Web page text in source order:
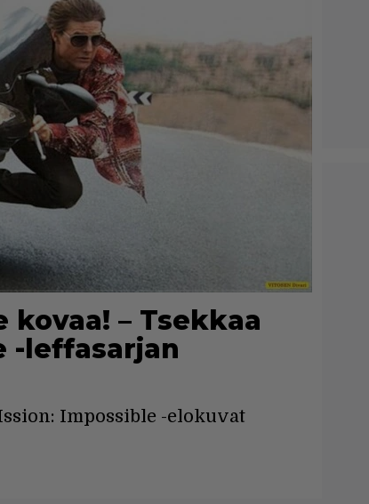
kovaa! – Tsekkaa
-leffasarjan
Impossible -elokuvat